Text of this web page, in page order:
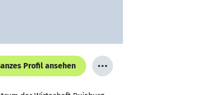
Profil ansehen